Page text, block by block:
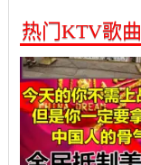
热门KTV歌曲